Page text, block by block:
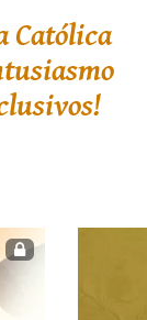
Católica